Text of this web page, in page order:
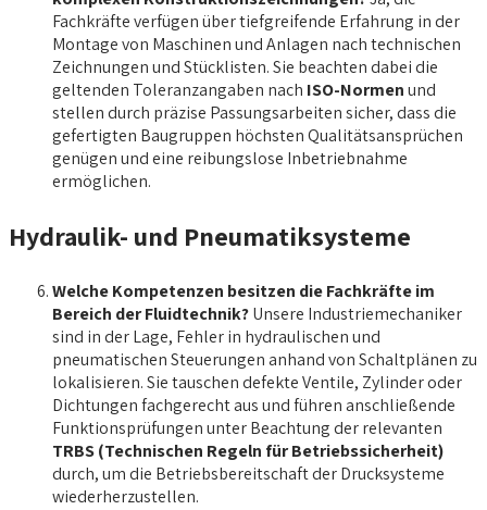
Fachkräfte verfügen über tiefgreifende Erfahrung in der
Montage von Maschinen und Anlagen nach technischen
Zeichnungen und Stücklisten. Sie beachten dabei die
geltenden Toleranzangaben nach ISO-Normenund
stellen durch präzise Passungsarbeiten sicher, dass die
gefertigten Baugruppen höchsten Qualitätsansprüchen
genügen und eine reibungslose Inbetriebnahme
ermöglichen.
Hydraulik- und Pneumatiksysteme
Welche Kompetenzen besitzen die Fachkräfte im
Bereich der Fluidtechnik?Unsere Industriemechaniker
sind in der Lage, Fehler in hydraulischen und
pneumatischen Steuerungen anhand von Schaltplänen zu
lokalisieren. Sie tauschen defekte Ventile, Zylinder oder
Dichtungen fachgerecht aus und führen anschließende
Funktionsprüfungen unter Beachtung der relevanten
TRBS (Technischen Regeln für Betriebssicherheit)
durch, um die Betriebsbereitschaft der Drucksysteme
wiederherzustellen.